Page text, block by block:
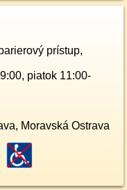
prístup,
Moravská Ostrava